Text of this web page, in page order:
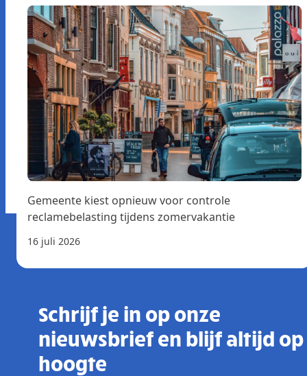
Gemeente kiest opnieuw voor controle
reclamebelasting tijdens zomervakantie
16 juli 2026
Schrijf je in op onze
nieuwsbrief en blijf altijd op
hoogte